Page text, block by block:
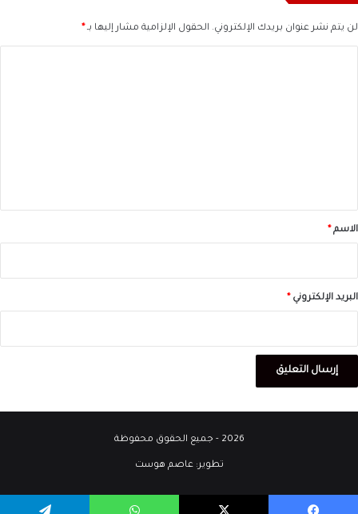
لن يتم نشر عنوان بريدك الإلكتروني. الحقول الإلزامية مشار إليها بـ *
*الاسم *
البريد الإلكتروني *
2026 - جميع الحقوق محفوظة
تطوير:عاصم هوست